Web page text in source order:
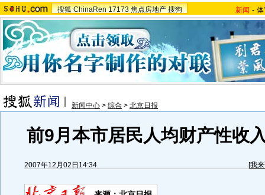
搜狐 ChinaRen 17173 焦点房地产 搜狗 新闻 -
新闻中心 > 综合 > 北京日报
前9月本市居民人均财产性收
2007年12月02日14:34 [我